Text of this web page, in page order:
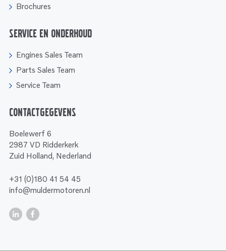
Brochures
Service en onderhoud
Engines Sales Team
Parts Sales Team
Service Team
Contactgegevens
Boelewerf 6
2987 VD Ridderkerk
Zuid Holland, Nederland
+31 (0)180 41 54 45
info@muldermotoren.nl